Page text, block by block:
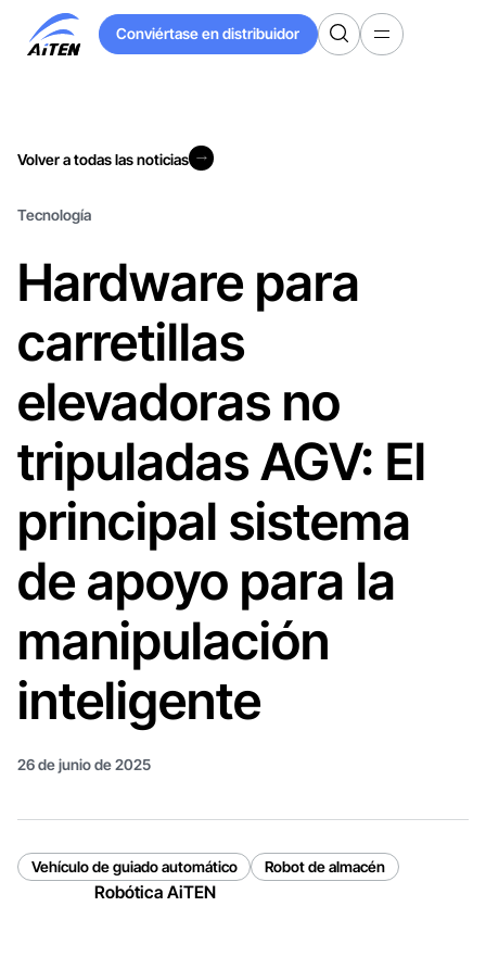
contenido
Conviértase en distribuidor
Conviértase en distribuidor
Volver a todas las noticias
Tecnología
Hardware para
carretillas
elevadoras no
tripuladas AGV: El
principal sistema
de apoyo para la
manipulación
inteligente
26 de junio de 2025
Vehículo de guiado automático Robot de almacén
Robótica AiTEN